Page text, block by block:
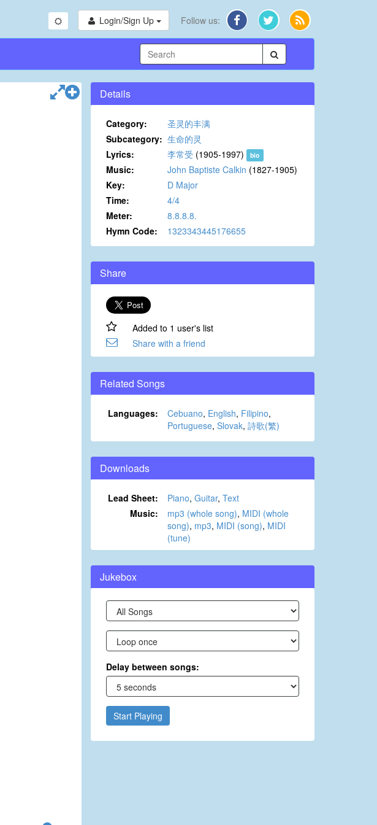
Login/Sign Up Follow us:
Details
Category:
圣灵的丰满
Subcategory: 生命的灵
Lyrics:
李常受 (1905-1997) bio
Music: John Baptiste Calkin (1827-1905)
Key:
D Major
Time:
4/4
Meter:
8.8.8.8.
Hymn Code:
1323343445176655
Share
Added to 1 user's list
Share with a friend
Related Songs
Languages: Cebuano, English, Filipino,
Portuguese, Slovak, 詩歌(繁)
Downloads
Lead Sheet: Piano, Guitar, Text
Music:
mp3 (whole song), MIDI (whole
song), mp3, MIDI (song), MIDI
(tune)
Jukebox
Delay between songs:
Start Playing